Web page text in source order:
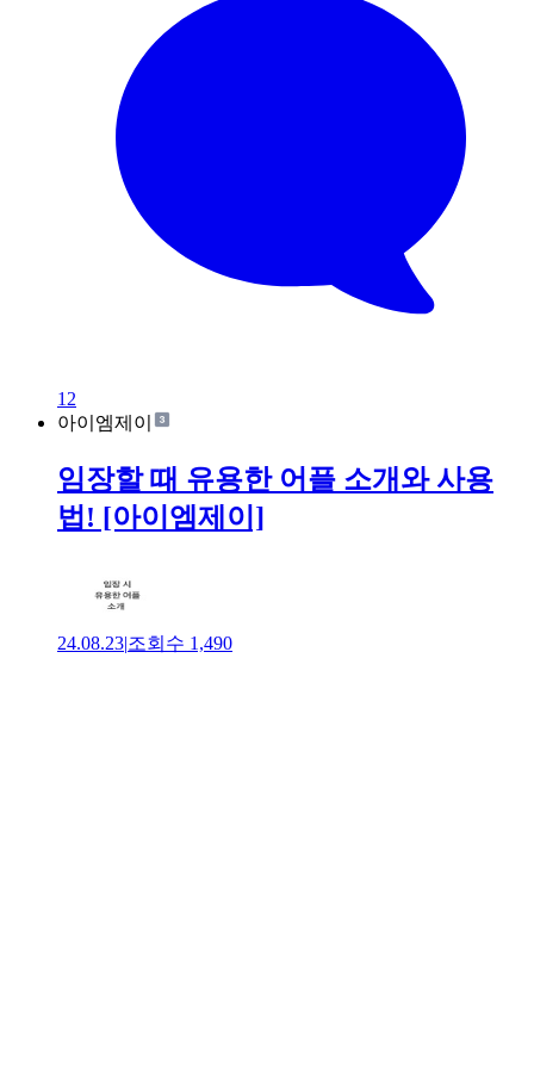
12
아이엠제이
임장할 때 유용한 어플 소개와 사용
법! [아이엠제이]
24.08.23|조회수 1,490